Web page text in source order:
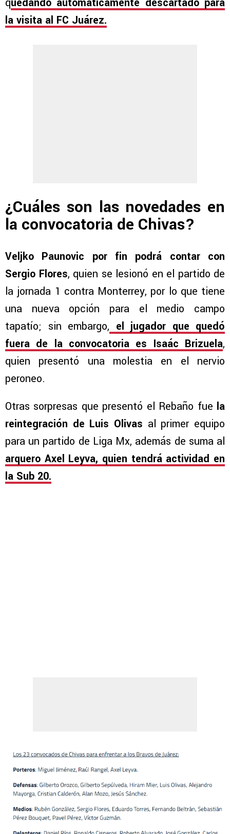
la visita al FC Juárez.
¿Cuáles son las novedades en
la convocatoria de Chivas?
Veljko Paunovic por fin podrá contar con
Sergio Flores, quien se lesionó en el partido de
la jornada 1 contra Monterrey, por lo que tiene
una nueva opción para el medio campo
tapatío; sin embargo, el jugador que quedó
fuera de la convocatoria es Isaác Brizuela,
quien presentó una molestia en el nervio
peroneo.
Otras sorpresas que presentó el Rebaño fue la
reintegración de Luis Olivas al primer equipo
para un partido de Liga Mx, además de suma al
arquero Axel Leyva, quien tendrá actividad en
la Sub 20.